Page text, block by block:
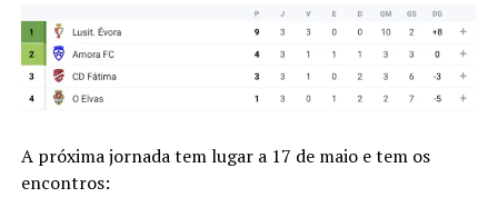
A próxima jornada tem lugar a 17 de maio e tem os
encontros: